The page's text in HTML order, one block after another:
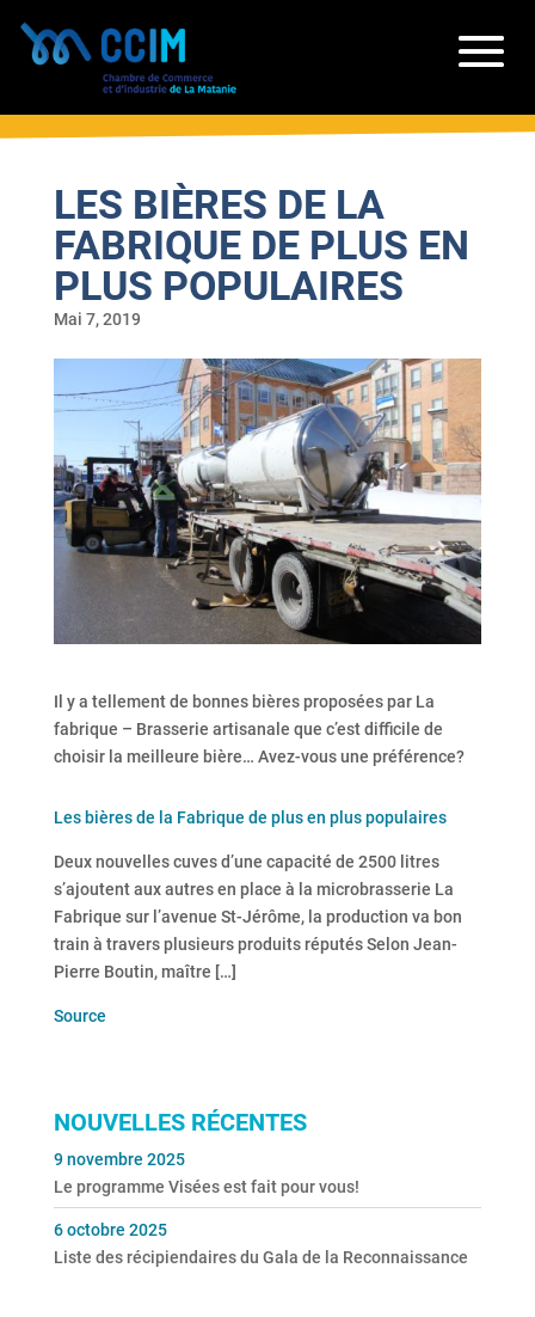
LES BIÈRES DE LA
FABRIQUE DE PLUS EN
PLUS POPULAIRES
Mai 7, 2019
Il y a tellement de bonnes bières proposées par La
fabrique – Brasserie artisanale que c’est difficile de
choisir la meilleure bière… Avez-vous une préférence?
Les bières de la Fabrique de plus en plus populaires
Deux nouvelles cuves d’une capacité de 2500 litres
s’ajoutent aux autres en place à la microbrasserie La
Fabrique sur l’avenue St-Jérôme, la production va bon
train à travers plusieurs produits réputés Selon Jean-
Pierre Boutin, maître […]
Source
NOUVELLES RÉCENTES
Le programme Visées est fait pour vous!
9 novembre 2025
Liste des récipiendaires du Gala de la Reconnaissance
6 octobre 2025